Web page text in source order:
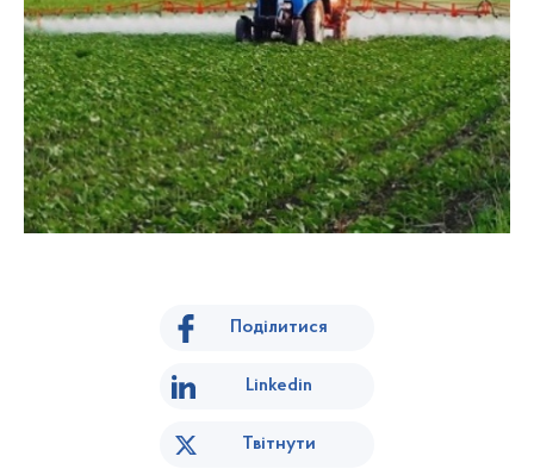
Поділитися
Linkedin
Твітнути